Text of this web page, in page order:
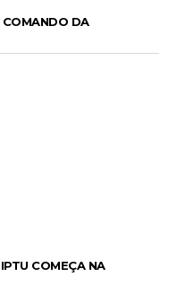
COMANDO DA
COMEÇA NA